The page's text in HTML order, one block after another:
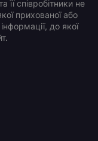
співробітники не
прихованої або
до якої